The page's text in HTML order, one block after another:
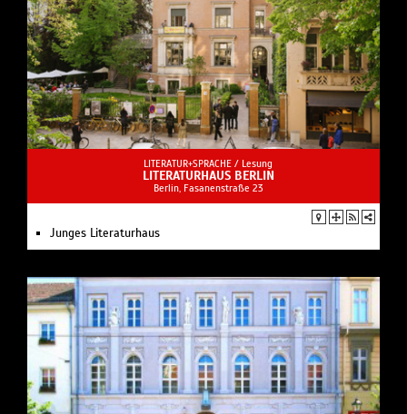
LITERATUR+SPRACHE / Lesung
LITERATURHAUS BERLIN
Berlin, Fasanenstraße 23
Junges Literaturhaus